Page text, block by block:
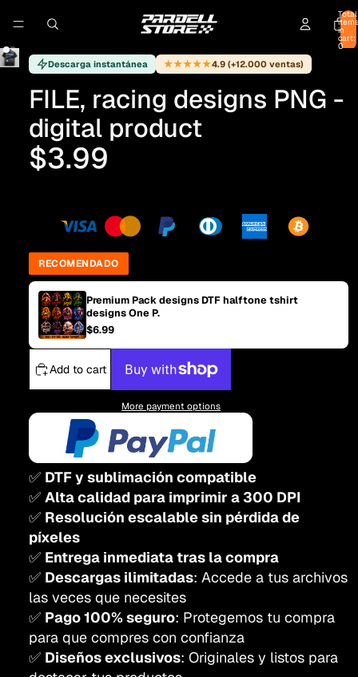
Total
items
in
cart:
0
Descarga instantánea ★★★★★4.9 (+12.000 ventas)
FILE, racing designs PNG -
digital product
$3.99
RECOMENDADO
Premium Pack designs DTF halftone tshirt
designs One P.
$6.99
Add to cart
More payment options
✅ DTF y sublimación compatible
✅ Alta calidad para imprimir a 300 DPI
✅ Resolución escalable sin pérdida de
píxeles
✅ Entrega inmediata tras la compra
✅ Descargas ilimitadas: Accede a tus archivos
las veces que necesites
✅ Pago 100% seguro: Protegemos tu compra
para que compres con confianza
✅ Diseños exclusivos: Originales y listos para